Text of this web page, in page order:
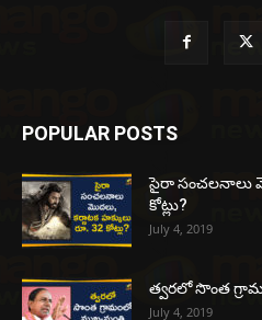
POPULAR POSTS
సైరా సంచలనాలు
కోట్లు?
July 4, 2019
త్వరలో సొంత
July 4, 2019